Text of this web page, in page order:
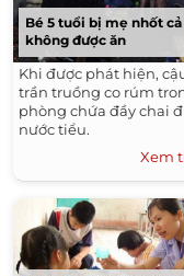
Bé 5 tuổi bị mẹ nhốt
không được ăn
Khi được phát hiện,
trần truồng co rúm
phòng chứa đầy chai
nước tiểu.
Xem